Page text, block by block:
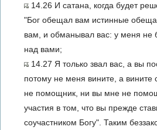
14.26 И сатана, когда будет
"Бог обещал вам истинные
вам, и обманывал вас: у меня не
над вами;
14.27 Я только звал вас, а вы
потому не меня вините, а вините
не помощник, ни вы мне не
участия в том, что вы прежде
соучастником Богу". Таким